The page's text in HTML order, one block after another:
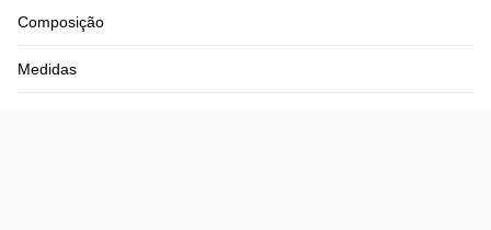
Composição
Medidas